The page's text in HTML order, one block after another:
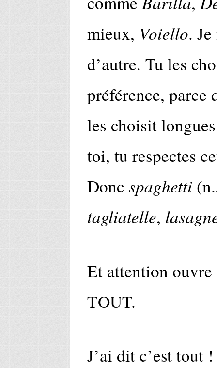
mieux, Voiello.
d’autre. Tu les
préférence, parce
les choisit
toi, tu respectes
Donc spaghetti
tagliatelle,
Et attention ouvre
TOUT.
J’ai dit c’est tout